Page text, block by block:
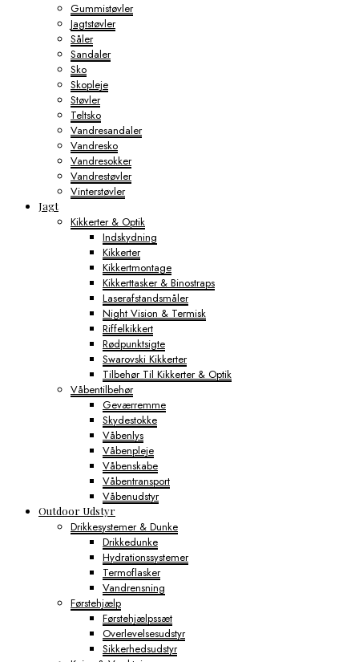
Gummistøvler
Jagtstøvler
Såler
Sandaler
Sko
Skopleje
Støvler
Teltsko
Vandresandaler
Vandresko
Vandresokker
Vandrestøvler
Vinterstøvler
Jagt
Kikkerter & Optik
Indskydning
Kikkerter
Kikkertmontage
Kikkerttasker & Binostraps
Laserafstandsmåler
Night Vision & Termisk
Riffelkikkert
Rødpunktsigte
Swarovski Kikkerter
Tilbehør Til Kikkerter & Optik
Våbentilbehør
Geværremme
Skydestokke
Våbenlys
Våbenpleje
Våbenskabe
Våbentransport
Våbenudstyr
Outdoor Udstyr
Drikkesystemer & Dunke
Drikkedunke
Hydrationssystemer
Termoflasker
Vandrensning
Førstehjælp
Førstehjælpssæt
Overlevelsesudstyr
Sikkerhedsudstyr